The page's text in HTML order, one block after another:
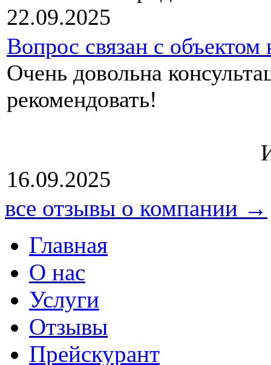
22.09.2025
Вопрос связан с
Очень довольна
Источник:
16.09.2025
все отзывы о компании →
Главная
О нас
Услуги
Отзывы
Прейскурант